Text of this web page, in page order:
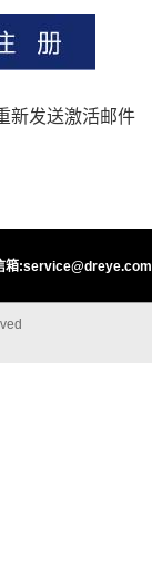
新发送激活邮件
箱:service@dreye.com